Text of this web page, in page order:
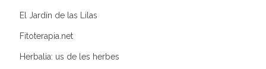
El Jardín de las Lilas
Fitoterapia.net
Herbalia: us de les herbes